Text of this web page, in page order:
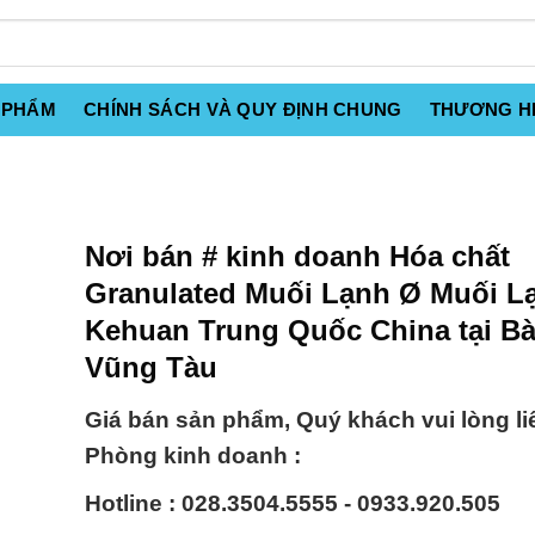
CHÍNH SÁCH VÀ QUY ĐỊNH CHUNG THƯƠNG
Nơi bán # kinh doanh Hóa chất
Granulated Muối Lạnh Ø Muối
Kehuan Trung Quốc China tại
Vũng Tàu
Giá bán sản phẩm, Quý khách vui lòng
Phòng kinh doanh :
Hotline : 028.3504.5555 - 0933.920.505